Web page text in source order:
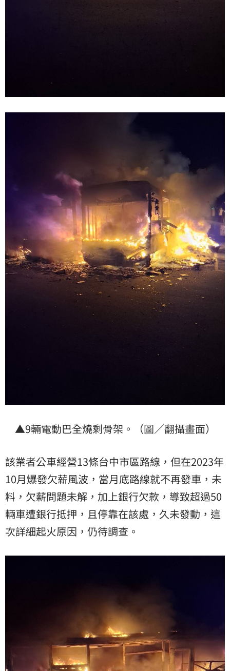
▲9輛電動巴全燒剩骨架。（圖／翻攝畫面）
該業者公車經營13條台中市區路線，但在2023年
10月爆發欠薪風波，當月底路線就不再發車，未
料，欠薪問題未解，加上銀行欠款，導致超過50
輛車遭銀行抵押，且停靠在該處，久未發動，這
次詳細起火原因，仍待調查。